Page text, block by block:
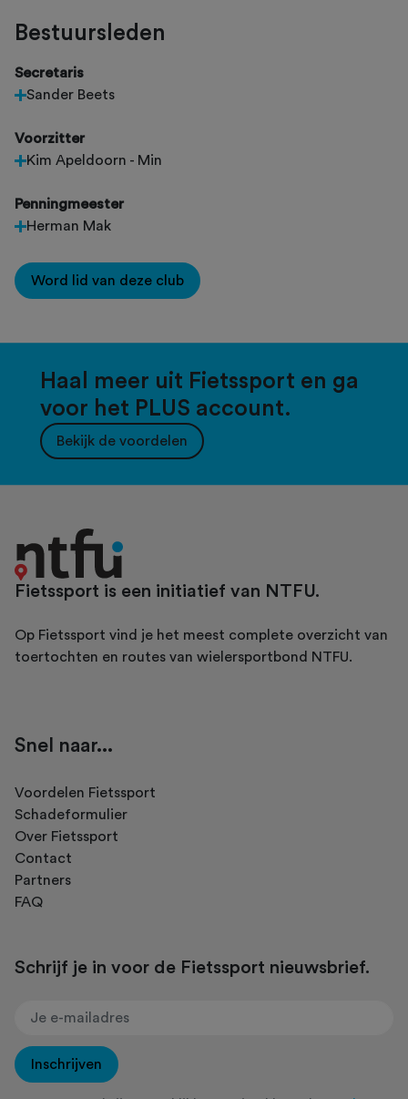
Bestuursleden
Secretaris
Sander Beets
Voorzitter
Kim Apeldoorn - Min
Penningmeester
Herman Mak
Word lid van deze club
Haal meer uit Fietssport en ga
voor het PLUS account.
Bekijk de voordelen
Fietssport is een initiatief van NTFU.
Op Fietssport vind je het meest complete overzicht van
toertochten en routes van wielersportbond NTFU.
Snel naar...
Voordelen Fietssport
Schadeformulier
Over Fietssport
Contact
Partners
FAQ
Schrijf je in voor de Fietssport nieuwsbrief.
Inschrijven